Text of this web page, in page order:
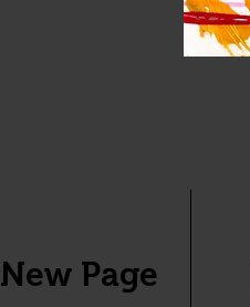
New Page